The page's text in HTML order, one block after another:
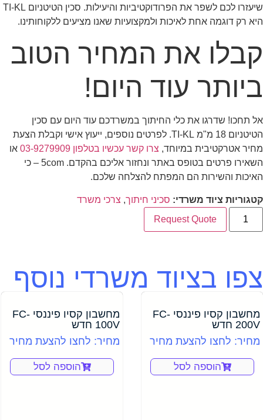
שיעזרו לכם לשפר את הפרודוקטיביות והיעילות. סכין הטיטניום TI-KL
היא רק דוגמה אחת לאיכות ולמקצועיות שאנו מציעים ללקוחותינו.
קבלו את המחיר הטוב
ביותר עוד היום!
אל תחכו! שדרגו את כלי החיתוך במשרדכם עוד היום עם סכין
הטיטניום 18 מ"מ TI-KL. לפרטים נוספים, ייעוץ אישי וקבלת הצעת
מחיר אטרקטיבית במיוחד, צרו קשר עכשיו בטלפון 03-9279909
או
השאירו פרטים בטופס באתר ונחזור אליכם בהקדם. 5com – כי
האיכות והשירות הם המפתח להצלחה שלכם.
קטגוריות ציוד משרדי: סכיני חיתוך, צרכי משרד
Request Quote
צפו בציוד משרדי נוסף
מחשבון קסיו פיננסי FC-
200V חדש
מחיר: לחצו להצעת מחיר
הוספה לסל
מחשבון קסיו פיננסי FC-
100V חדש
מחיר: לחצו להצעת מחיר
הוספה לסל